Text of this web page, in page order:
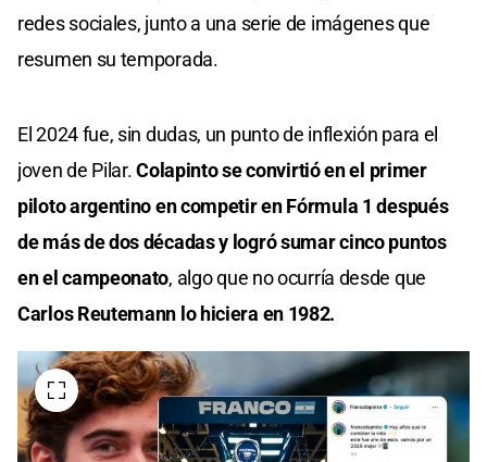
redes sociales, junto a una serie de imágenes que
resumen su temporada.
El 2024 fue, sin dudas, un punto de inflexión para el
joven de Pilar.Colapinto se convirtió en el primer
piloto argentino en competir en Fórmula 1 después
de más de dos décadas y logró sumar cinco puntos
en el campeonato, algo que no ocurría desde que
Carlos Reutemann lo hiciera en 1982.